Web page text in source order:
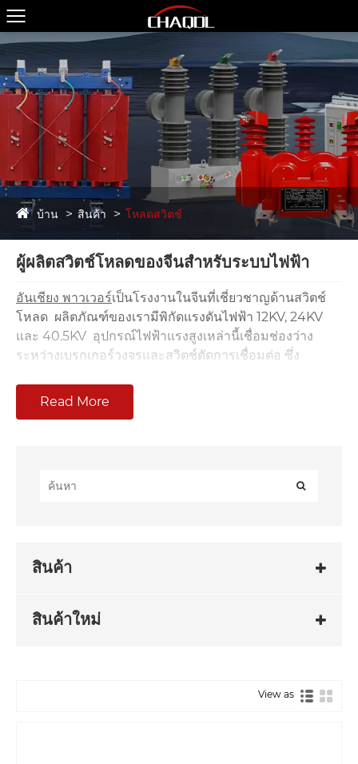
บ้าน สินค้า โหลดสวิตช์
ผู้ผลิตสวิตช์โหลดของจีนสำหรับระบบไฟฟ้า
อันเชียง พาวเวอร์เป็นโรงงานในจีนที่เชี่ยวชาญด้านสวิตช์
โหลด ผลิตภัณฑ์ของเรามีพิกัดแรงดันไฟฟ้า 12KV, 24KV
และ 40.5KV อุปกรณ์ไฟฟ้าแรงสูงเหล่านี้เชื่อมช่องว่าง
ระหว่างเบรกเกอร์วงจรและสวิตช์ตัดการเชื่อมต่อ ซึ่ง
บางอย่างได้ แต่ไม่ใช่กระแสลัดวงจร Anqiang ยังสามารถ
สวิตช์โหลดของ Anqiang มีจำหน่ายทั้งแบบในร่มและกลาง
อาคารสูง กล่องจ่ายพลังงานในพื้นที่พักอาศัย และโรงไฟฟ้า
แบ่งโหลด SF6 กลางแจ้ง, สวิตช์แบ่งโหลด SF6 ในอาคาร,
สวิตช์แบ่งโหลดประเภท FZN และสวิตช์แบ่งโหลดประเภท
Read More
สินค้า
สินค้าใหม่
View as